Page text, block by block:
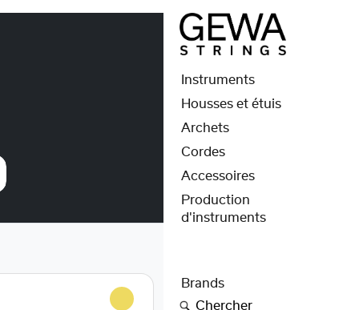
Instruments
Housses et étuis
Archets
Cordes
Accessoires
Production
d'instruments
Brands
Chercher